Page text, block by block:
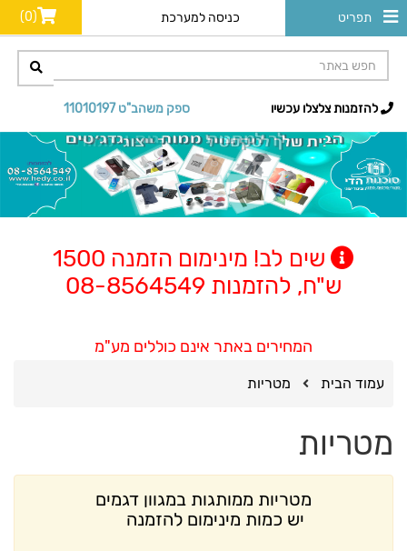
תפריט כניסה למערכת (0)
ספק משהב"ט 11010197 להזמנות צלצלו עכשיו
שים לב! מינימום הזמנה 1500
ש"ח, להזמנות 08-8564549
המחירים באתר אינם כוללים מע"מ
עמוד הבית מטריות
מטריות
מטריות ממותגות במגוון דגמים
יש כמות מינימום להזמנה